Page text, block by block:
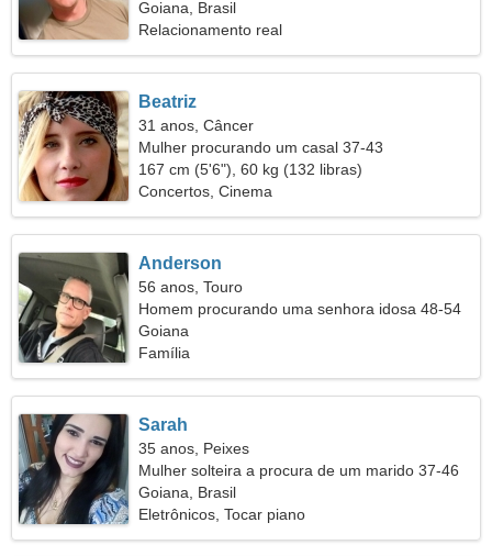
sincera
Goiana, Brasil
Relacionamento real
Beatriz
31 anos, Câncer
Mulher procurando um casal 37-43
167 cm (5'6"), 60 kg (132 libras)
Concertos, Cinema
Anderson
56 anos, Touro
Homem procurando uma senhora idosa 48-54
Goiana
Família
Sarah
35 anos, Peixes
Mulher solteira a procura de um marido 37-46
Goiana, Brasil
Eletrônicos, Tocar piano